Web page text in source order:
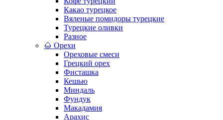
Какао турецкое
Вяленые помидоры турецкие
Турецкие оливки
Разное
🌰 Орехи
Ореховые смеси
Грецкий орех
Фисташка
Кешью
Миндаль
Фундук
Макадамия
Арахис